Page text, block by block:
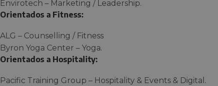
Envirotech – Marketing / Leadership.
Orientados a Fitness:
ALG – Counselling / Fitness
Byron Yoga Center – Yoga.
Orientados a Hospitality:
Pacific Training Group – Hospitality & Events & Digital.